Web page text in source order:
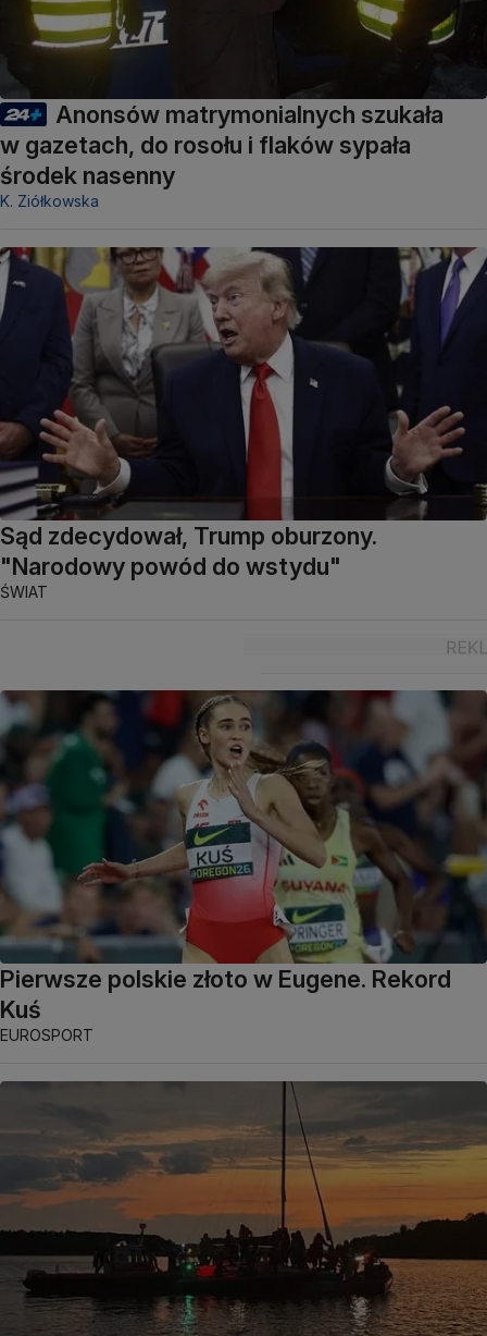
Anonsów matrymonialnych szukała
w gazetach, do rosołu i flaków sypała
środek nasenny
K. Ziółkowska
Sąd zdecydował, Trump oburzony.
"Narodowy powód do wstydu"
ŚWIAT
Pierwsze polskie złoto w Eugene. Rekord
Kuś
EUROSPORT